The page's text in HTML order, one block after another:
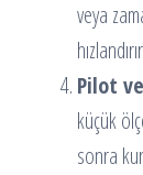
veya
Pilot
küçük
sonra